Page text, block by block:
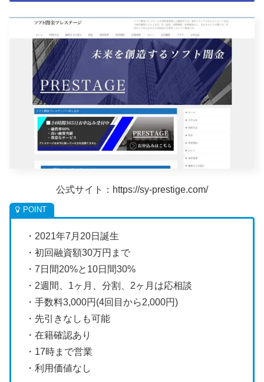
公式サイト：https://sy-prestige.com/
・2021年7月20日誕生
・初回融資額30万円まで
・7日間20%と10日間30%
・2週間、1ヶ月、分割、2ヶ月は応相談
・手数料3,000円(4回目から2,000円)
・先引きなしも可能
・在籍確認あり
・17時まで営業
・利用価値なし